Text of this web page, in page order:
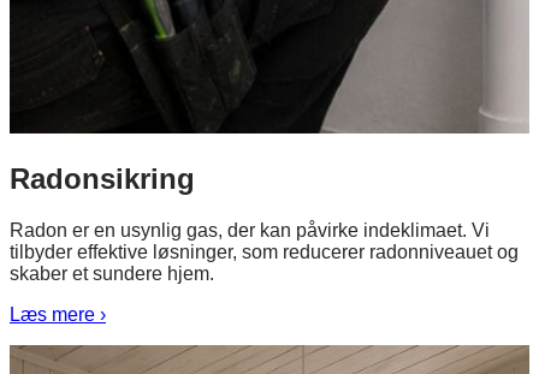
Radonsikring
Radon er en usynlig gas, der kan påvirke indeklimaet. Vi
tilbyder effektive løsninger, som reducerer radonniveauet og
skaber et sundere hjem.
Læs mere ›